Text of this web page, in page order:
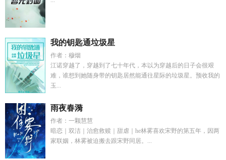
我的钥匙通垃圾星
作者：穆烟
江诺穿越了，穿越到了七十年代，本以为穿越后的日子会很艰
难，谁想到她随身带的钥匙居然能通往星际的垃圾星。预收我的
玉...
雨夜春漪
作者：一颗慧慧
暗恋｜双洁｜治愈救赎｜甜虐｜he林雾喜欢宋野的第五年，因两
家联姻，林雾被迫搬去跟宋野同居。...